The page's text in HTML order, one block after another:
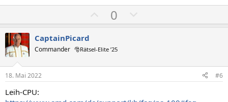
o
i
t
v
0
e
t
v
CaptainPicard
Commander 🎅Rätsel-Elite ’25
18. Mai 2022 #6
Leih-CPU: